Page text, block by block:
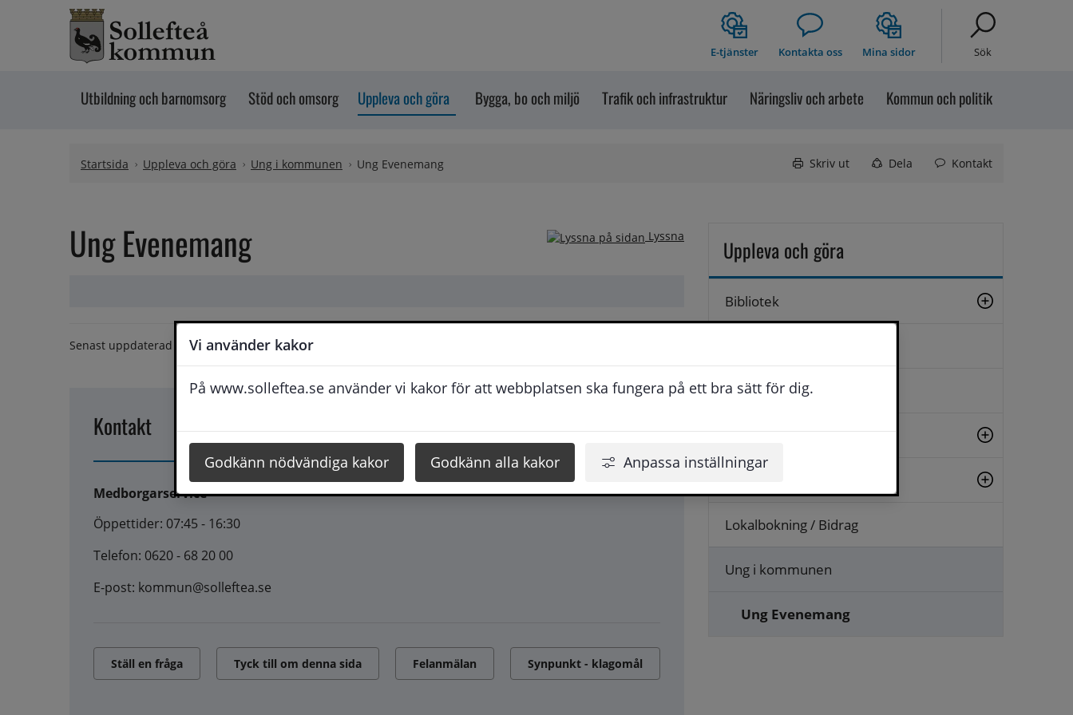
Vi använder kakor
På www.solleftea.se använder vi kakor för att webbplatsen ska fungera på ett bra sätt för dig.
Godkänn nödvändiga kakor Godkänn alla kakor Anpassa inställningar
Hoppa till innehåll
E-tjänster Kontakta oss Mina sidor Sök
Utbildning och barnomsorg Stöd och omsorg Uppleva och göra Bygga, bo och miljö Trafik och infrastruktur Näringsliv och arbete Kommun och politik
Startsida Uppleva och göra Ung i kommunen Ung Evenemang Skriv ut Dela Kontakt
Lyssna
Ung Evenemang
Senast uppdaterad 9 december 2020
Kontakt
Medborgarservice
Öppettider: 07:45 - 16:30
Telefon: 0620 - 68 20 00
E-post: kommun@solleftea.se
Ställ en fråga Tyck till om denna sida Felanmälan Synpunkt - klagomål
Uppleva och göra
Bibliotek
Evenemang
Fritid
Lokalbokning / Bidrag
Ung i kommunen
Ung Evenemang